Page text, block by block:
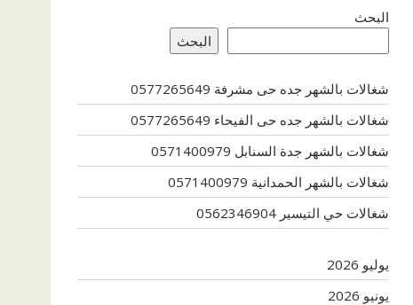
البحث
البحث
شغالات بالشهر جده حى مشرفة 0577265649
شغالات بالشهر جده حى الفيحاء 0577265649
شغالات بالشهر جدة السنابل 0571400979
شغالات بالشهر الحمدانية 0571400979
شغالات حي التيسير 0562346904
يوليو 2026
يونيو 2026